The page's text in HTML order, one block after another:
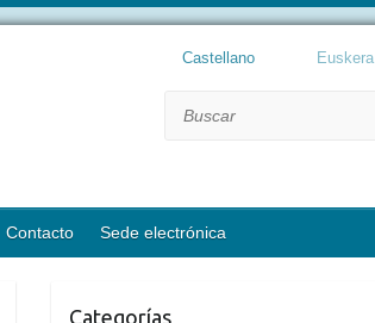
Castellano Euskera
Contacto Sede electrónica
Categorías